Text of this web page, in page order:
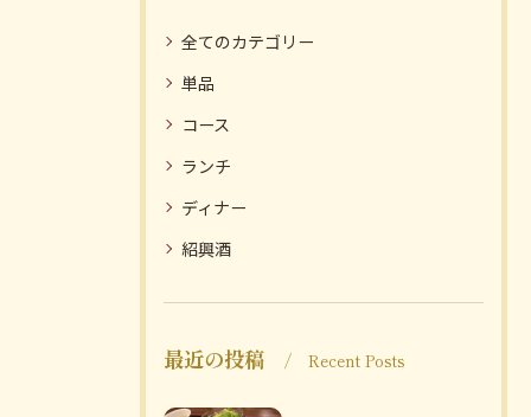
全てのカテゴリー
単品
コース
ランチ
ディナー
紹興酒
最近の投稿 Recent Posts